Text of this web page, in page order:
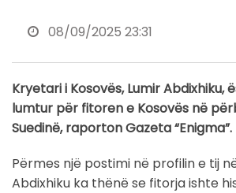
08/09/2025 23:31
Kryetari i Kosovës, Lumir Abdixhiku,
lumtur për fitoren e Kosovës në
Suedinë, raporton Gazeta “Enigma”.
Përmes një postimi në profilin e tij
Abdixhiku ka thënë se fitorja ishte